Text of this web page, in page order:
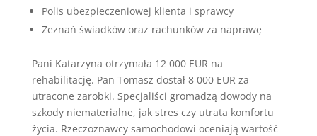
Polis ubezpieczeniowej klienta i sprawcy
Zeznań świadków oraz rachunków za naprawę
Pani Katarzyna otrzymała 12 000 EUR na
rehabilitację. Pan Tomasz dostał 8 000 EUR za
utracone zarobki. Specjaliści gromadzą dowody na
szkody niematerialne, jak stres czy utrata komfortu
życia. Rzeczoznawcy samochodowi oceniają wartość